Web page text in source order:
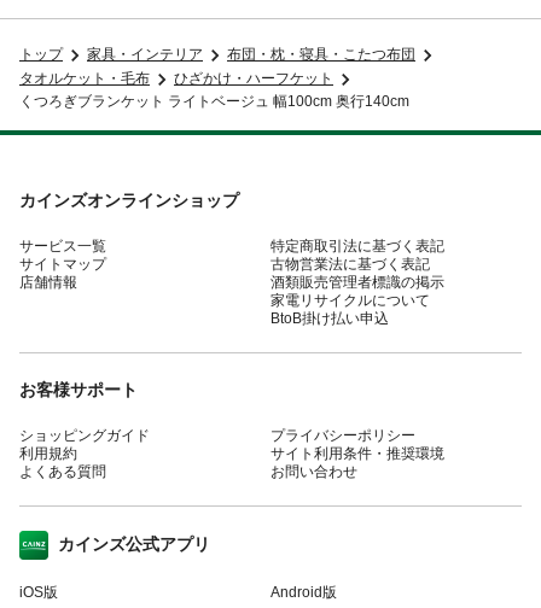
トップ 家具・インテリア
布団・枕・寝具・こたつ布団
タオルケット・毛布
ひざかけ・ハーフケット
くつろぎブランケット ライトベージュ 幅100cm 奥行140cm
カインズオンラインショップ
サービス一覧
サイトマップ
店舗情報
特定商取引法に基づく表記
古物営業法に基づく表記
酒類販売管理者標識の掲示
家電リサイクルについて
BtoB掛け払い申込
お客様サポート
ショッピングガイド
利用規約
よくある質問
プライバシーポリシー
サイト利用条件・推奨環境
お問い合わせ
カインズ公式アプリ
iOS版 Android版